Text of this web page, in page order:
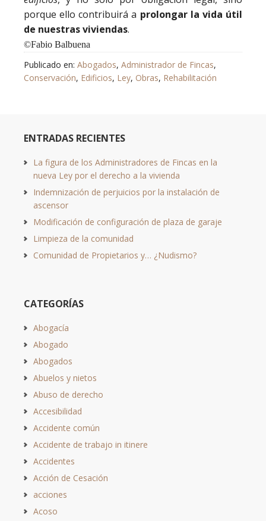
porque ello contribuirá a prolongar la vida útil
de nuestras viviendas.
©Fabio Balbuena
Publicado en: Abogados, Administrador de Fincas,
Conservación, Edificios, Ley, Obras, Rehabilitación
ENTRADAS RECIENTES
La figura de los Administradores de Fincas en la
nueva Ley por el derecho a la vivienda
Indemnización de perjuicios por la instalación de
ascensor
Modificación de configuración de plaza de garaje
Limpieza de la comunidad
Comunidad de Propietarios y… ¿Nudismo?
CATEGORÍAS
Abogacía
Abogado
Abogados
Abuelos y nietos
Abuso de derecho
Accesibilidad
Accidente común
Accidente de trabajo in itinere
Accidentes
Acción de Cesación
acciones
Acoso